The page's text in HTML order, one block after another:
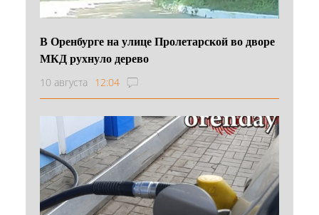
В Оренбурге на улице Пролетарской во дворе
МКД рухнуло дерево
10 августа 12:04